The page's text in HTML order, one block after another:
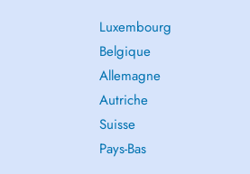
Luxembourg
Belgique
Allemagne
Autriche
Suisse
Pays-Bas